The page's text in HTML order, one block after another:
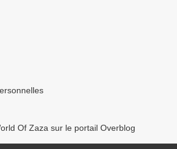
Of Zaza sur le portail Overblog